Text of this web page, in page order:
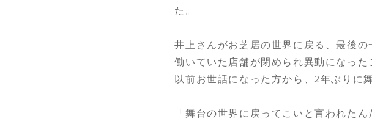
た。
井上さんがお芝居の世界に戻る、最後
働いていた店舗が閉められ異動になった
以前お世話になった方から、2年ぶりに
「舞台の世界に戻ってこいと言われたん